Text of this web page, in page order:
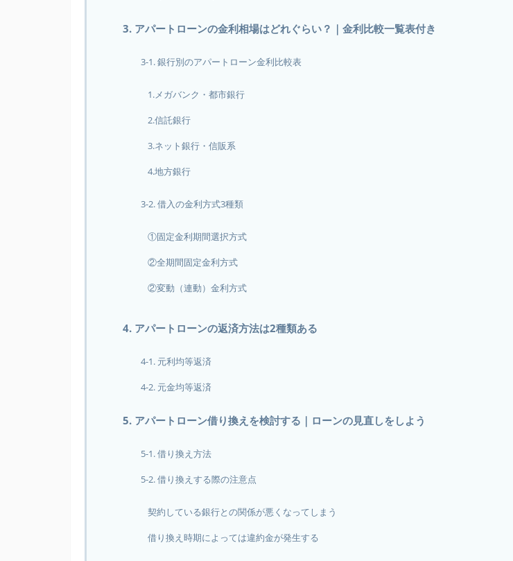
3. アパートローンの金利相場はどれぐらい？｜金利比較一覧表付き
3-1. 銀行別のアパートローン金利比較表
1.メガバンク・都市銀行
2.信託銀行
3.ネット銀行・信販系
4.地方銀行
3-2. 借入の金利方式3種類
①固定金利期間選択方式
②全期間固定金利方式
②変動（連動）金利方式
4. アパートローンの返済方法は2種類ある
4-1. 元利均等返済
4-2. 元金均等返済
5. アパートローン借り換えを検討する｜ローンの見直しをしよう
5-1. 借り換え方法
5-2. 借り換えする際の注意点
契約している銀行との関係が悪くなってしまう
借り換え時期によっては違約金が発生する